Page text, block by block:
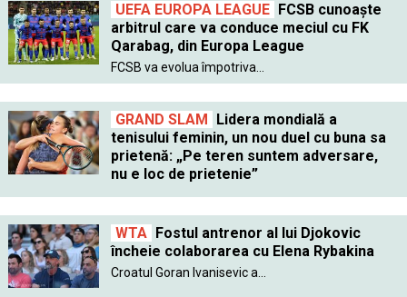
UEFA EUROPA LEAGUE
FCSB cunoaște
arbitrul care va conduce meciul cu FK
Qarabag, din Europa League
FCSB va evolua împotriva...
GRAND SLAM
Lidera mondială a
tenisului feminin, un nou duel cu buna sa
prietenă: „Pe teren suntem adversare,
nu e loc de prietenie”
WTA
Fostul antrenor al lui Djokovic
încheie colaborarea cu Elena Rybakina
Croatul Goran Ivanisevic a...